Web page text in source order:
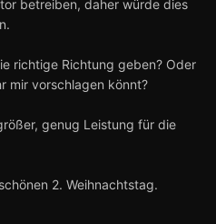
betreiben, daher würde dies
richtige Richtung geben? Oder
mir vorschlagen könnt?
genug Leistung für die
2. Weihnachtstag.